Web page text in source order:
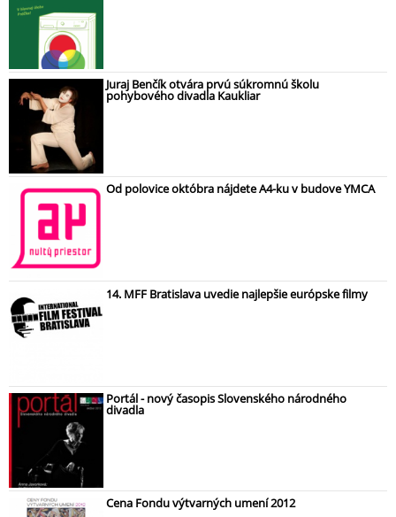
Juraj Benčík otvára prvú súkromnú školu
pohybového divadla Kaukliar
Od polovice októbra nájdete A4-ku v budove YMCA
14. MFF Bratislava uvedie najlepšie európske filmy
Portál - nový časopis Slovenského národného
divadla
Cena Fondu výtvarných umení 2012